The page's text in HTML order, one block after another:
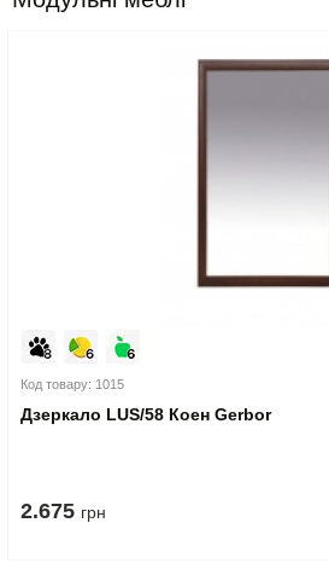
Код товару: 1015
Дзеркало LUS/58 Коен Gerbor
2.675 грн